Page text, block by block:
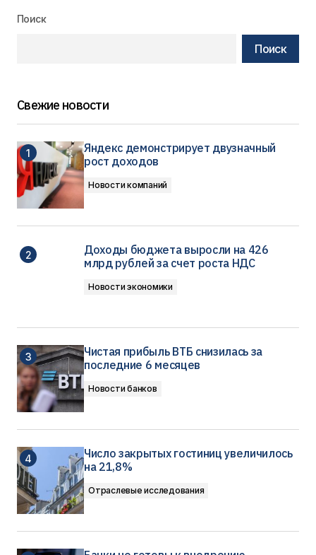
Поиск
Поиск
Свежие новости
Яндекс демонстрирует двузначный
рост доходов
Новости компаний
Доходы бюджета выросли на 426
млрд рублей за счет роста НДС
Новости экономики
Чистая прибыль ВТБ снизилась за
последние 6 месяцев
Новости банков
Число закрытых гостиниц увеличилось
на 21,8%
Отраслевые исследования